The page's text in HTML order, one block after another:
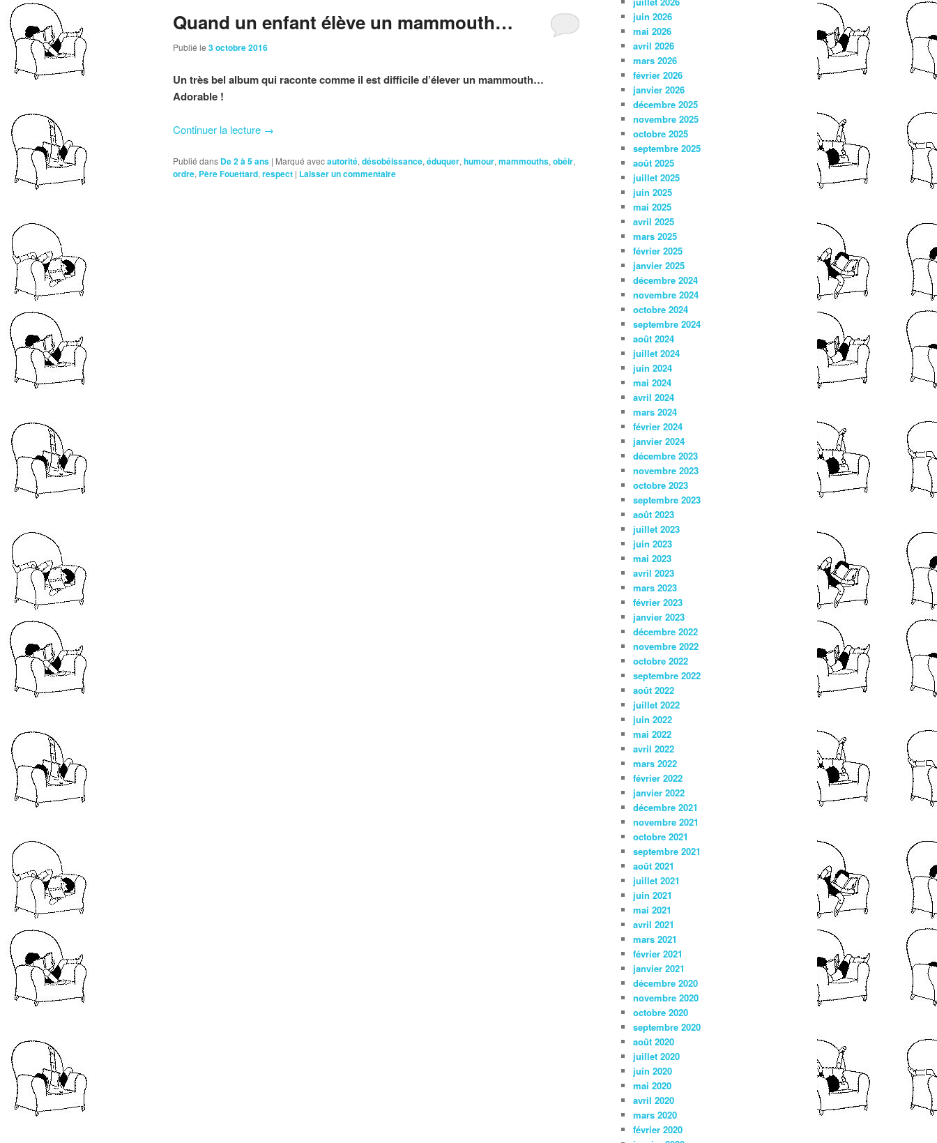
Quand un enfant élève un mammouth…
Publié le 3 octobre 2016
Un très bel album qui raconte comme il est difficile d’élever un mammouth…
Adorable !
Continuer la lecture →
Publié dans De 2 à 5 ans | Marqué avecautorité, désobéissance, éduquer, humour, mammouths, obéir,
ordre, Père Fouettard, respect | Laisser un commentaire
juin 2026
mai 2026
avril 2026
mars 2026
février 2026
janvier 2026
décembre 2025
novembre 2025
octobre 2025
septembre 2025
août 2025
juillet 2025
juin 2025
mai 2025
avril 2025
mars 2025
février 2025
janvier 2025
décembre 2024
novembre 2024
octobre 2024
septembre 2024
août 2024
juillet 2024
juin 2024
mai 2024
avril 2024
mars 2024
février 2024
janvier 2024
décembre 2023
novembre 2023
octobre 2023
septembre 2023
août 2023
juillet 2023
juin 2023
mai 2023
avril 2023
mars 2023
février 2023
janvier 2023
décembre 2022
novembre 2022
octobre 2022
septembre 2022
août 2022
juillet 2022
juin 2022
mai 2022
avril 2022
mars 2022
février 2022
janvier 2022
décembre 2021
novembre 2021
octobre 2021
septembre 2021
août 2021
juillet 2021
juin 2021
mai 2021
avril 2021
mars 2021
février 2021
janvier 2021
décembre 2020
novembre 2020
octobre 2020
septembre 2020
août 2020
juillet 2020
juin 2020
mai 2020
avril 2020
mars 2020
février 2020